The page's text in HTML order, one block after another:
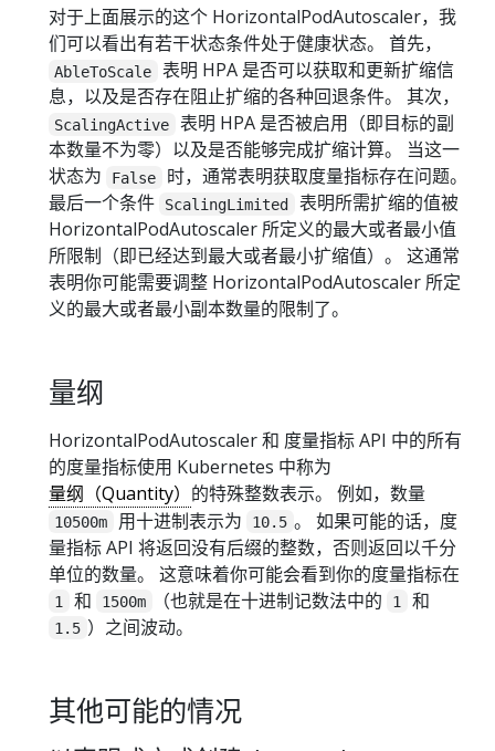
对于上面展示的这个 HorizontalPodAutoscaler，我
们可以看出有若干状态条件处于健康状态。 首先，
AbleToScale
表明 HPA 是否可以获取和更新扩缩信
息，以及是否存在阻止扩缩的各种回退条件。 其次，
ScalingActive
表明 HPA 是否被启用（即目标的副
本数量不为零）以及是否能够完成扩缩计算。 当这一
状态为
False
时，通常表明获取度量指标存在问题。
最后一个条件
ScalingLimited
表明所需扩缩的值被
HorizontalPodAutoscaler 所定义的最大或者最小值
所限制（即已经达到最大或者最小扩缩值）。 这通常
表明你可能需要调整 HorizontalPodAutoscaler 所定
义的最大或者最小副本数量的限制了。
量纲
HorizontalPodAutoscaler 和 度量指标 API 中的所有
的度量指标使用 Kubernetes 中称为
量纲（Quantity） 的特殊整数表示。 例如，数量
10500m 用十进制表示为 10.5 。 如果可能的话，度
量指标 API 将返回没有后缀的整数，否则返回以千分
单位的数量。 这意味着你可能会看到你的度量指标在
1 和 1500m （也就是在十进制记数法中的 1 和
1.5 ）之间波动。
其他可能的情况